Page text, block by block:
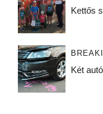
Kettős
Két